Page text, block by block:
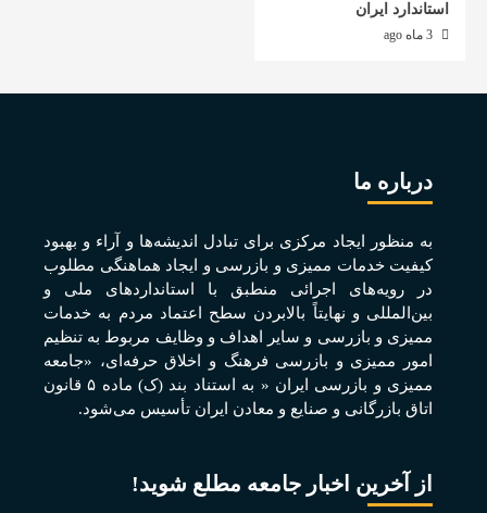
استاندارد ایران
درباره ما
به منظور ايجاد مرکزی برای تبادل انديشه‌ها و آراء و بهبود
کيفيت خدمات مميزی و بازرسی و ايجاد هماهنگی مطلوب
در رويه‌های اجرائی منطبق با استانداردهای ملی و
بين‌المللی و نهايتاً بالابردن سطح اعتماد مردم به خدمات
مميزی و بازرسی و ساير اهداف و وظايف مربوط به تنظيم
امور مميزی و بازرسی فرهنگ و اخلاق حرفه‌ای، «جامعه
مميزی و بازرسی ايران « به استناد بند (ک) ماده ۵ قانون
اتاق بازرگانی و صنايع و معادن ايران تأسيس می‌شود.
از آخرین اخبار جامعه مطلع شوید!